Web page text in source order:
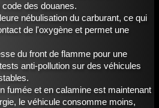
des douanes.
nébulisation du carburant, ce qui
de l'oxygène et permet une
du front de flamme pour une
anti-pollution sur des véhicules
fumée et en calamine est maintenant
le véhicule consomme moins,